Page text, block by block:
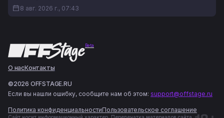
8 авг. 2026 г., 07:43
Beta
О насКонтакты
©2026 OFFSTAGE.RU
Если вы нашли ошибку, сообщите нам об этом: support@offstage.ru
Политика конфиденциальностиПользовательское соглашение
Сайт носит информационный характер. Перепечатка материалов сайта